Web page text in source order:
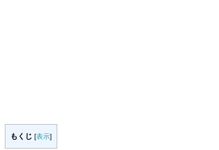
もくじ [表示]